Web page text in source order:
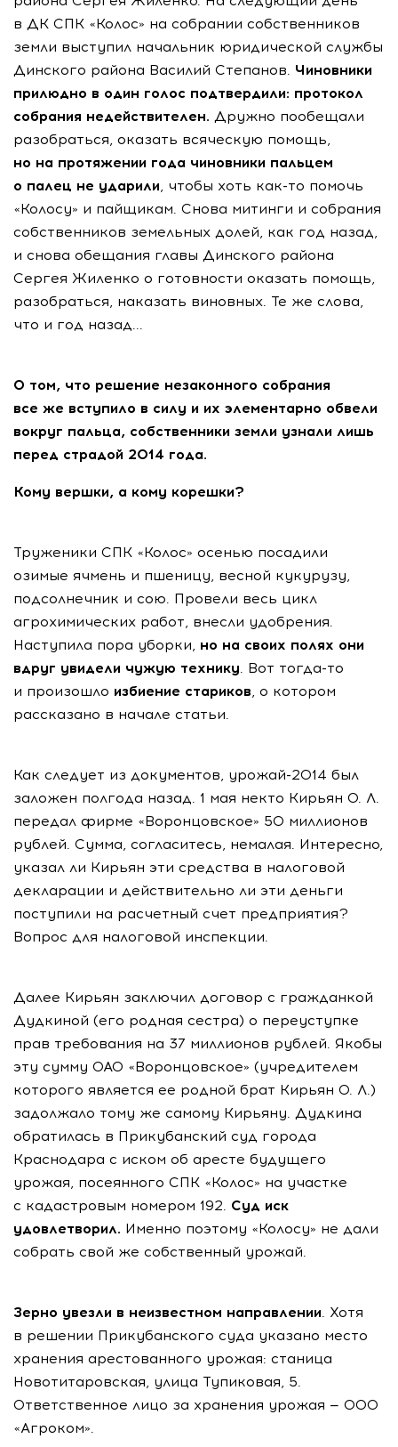
в ДК СПК «Колос» на собрании собственников
земли выступил начальник юридической службы
Динского района Василий Степанов. Чиновники
прилюдно в один голос подтвердили: протокол
собрания недействителен. Дружно пообещали
разобраться, оказать всяческую помощь,
но на протяжении года чиновники пальцем
о палец не ударили, чтобы хоть как-то помочь
«Колосу» и пайщикам. Снова митинги и собрания
собственников земельных долей, как год назад,
и снова обещания главы Динского района
Сергея Жиленко о готовности оказать помощь,
разобраться, наказать виновных. Те же слова,
что и год назад...
О том, что решение незаконного собрания
все же вступило в силу и их элементарно обвели
вокруг пальца, собственники земли узнали лишь
перед страдой 2014 года.
Кому вершки, а кому корешки?
Труженики СПК «Колос» осенью посадили
озимые ячмень и пшеницу, весной кукурузу,
подсолнечник и сою. Провели весь цикл
агрохимических работ, внесли удобрения.
Наступила пора уборки, но на своих полях они
вдруг увидели чужую технику. Вот тогда-то
и произошло избиение стариков, о котором
рассказано в начале статьи.
Как следует из документов, урожай-2014 был
заложен полгода назад. 1 мая некто Кирьян О. Л.
передал фирме «Воронцовское» 50 миллионов
рублей. Сумма, согласитесь, немалая. Интересно,
указал ли Кирьян эти средства в налоговой
декларации и действительно ли эти деньги
поступили на расчетный счет предприятия?
Вопрос для налоговой инспекции.
Далее Кирьян заключил договор с гражданкой
Дудкиной (его родная сестра) о переуступке
прав требования на 37 миллионов рублей. Якобы
эту сумму ОАО «Воронцовское» (учредителем
которого является ее родной брат Кирьян О. Л.)
задолжало тому же самому Кирьяну. Дудкина
обратилась в Прикубанский суд города
Краснодара с иском об аресте будущего
урожая, посеянного СПК «Колос» на участке
с кадастровым номером 192. Суд иск
удовлетворил. Именно поэтому «Колосу» не дали
собрать свой же собственный урожай.
Зерно увезли в неизвестном направлении. Хотя
в решении Прикубанского суда указано место
хранения арестованного урожая: станица
Новотитаровская, улица Тупиковая, 5.
Ответственное лицо за хранения урожая — ООО
«Агроком».